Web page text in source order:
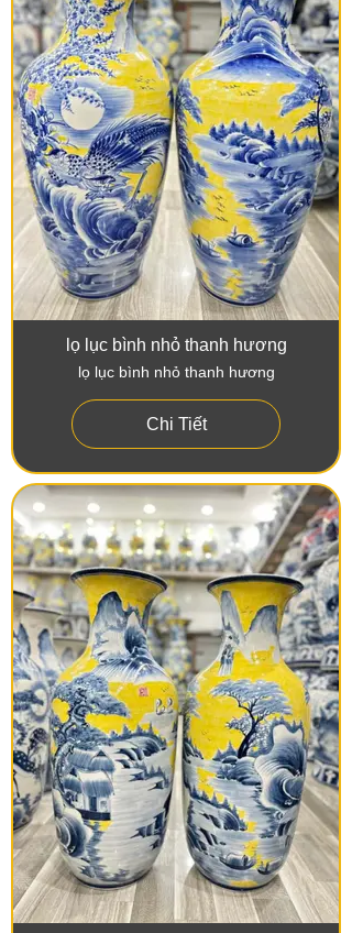
lọ lục bình nhỏ thanh hương
lọ lục bình nhỏ thanh hương
Chi Tiết